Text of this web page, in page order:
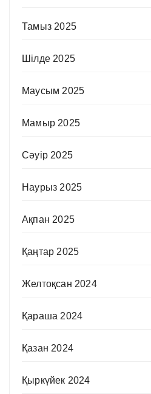
Тамыз 2025
Шілде 2025
Маусым 2025
Мамыр 2025
Сәуір 2025
Наурыз 2025
Ақпан 2025
Қаңтар 2025
Желтоқсан 2024
Қараша 2024
Қазан 2024
Қыркүйек 2024